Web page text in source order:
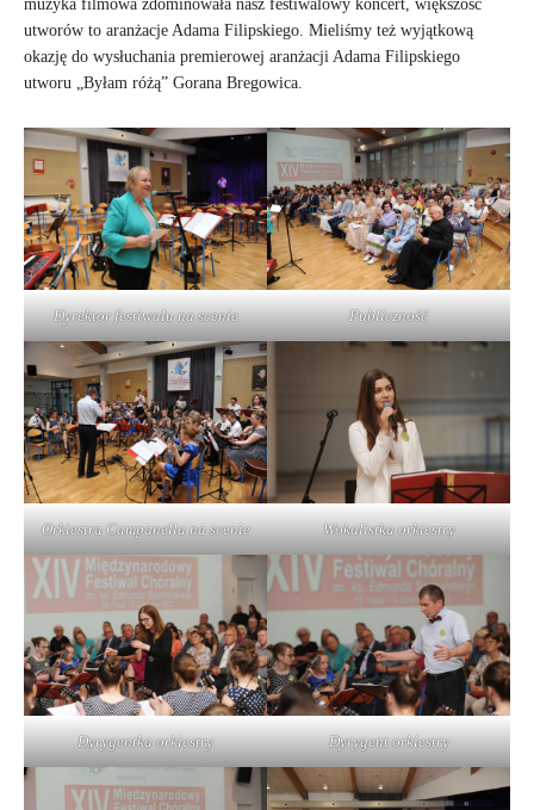
muzyka filmowa zdominowała nasz festiwalowy koncert, większość
utworów to aranżacje Adama Filipskiego. Mieliśmy też wyjątkową
okazję do wysłuchania premierowej aranżacji Adama Filipskiego
utworu „Byłam różą” Gorana Bregowica.
Dyrektor festiwalu na scenie Publiczność
Orkiestra Campanella na scenie Wokalistka orkiestry
Dyrygentka orkiestry Dyrygent orkiestry